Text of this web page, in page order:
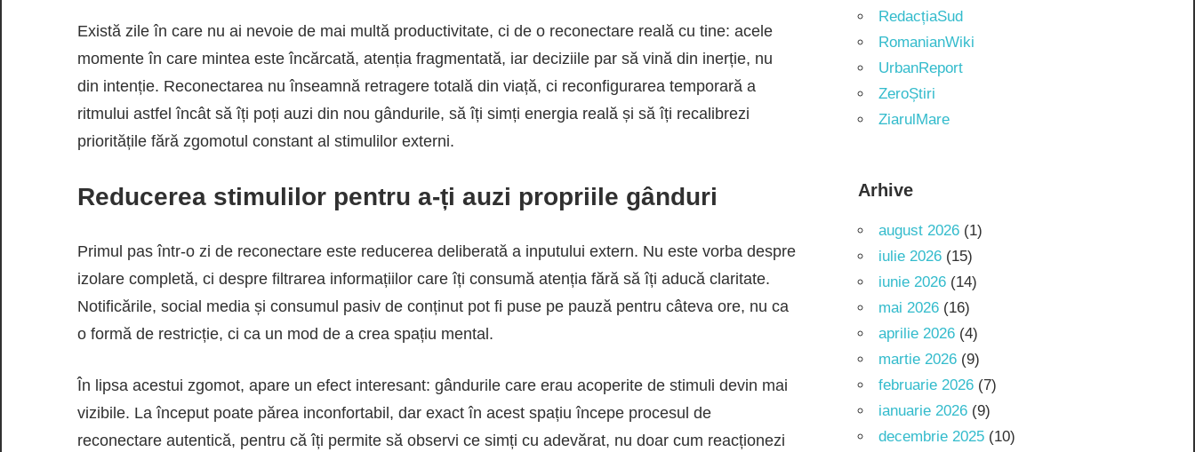
Există zile în care nu ai nevoie de mai multă productivitate, ci de o reconectare reală cu tine: acele
momente în care mintea este încărcată, atenția fragmentată, iar deciziile par să vină din inerție, nu
din intenție. Reconectarea nu înseamnă retragere totală din viață, ci reconfigurarea temporară a
ritmului astfel încât să îți poți auzi din nou gândurile, să îți simți energia reală și să îți recalibrezi
prioritățile fără zgomotul constant al stimulilor externi.
Reducerea stimulilor pentru a-ți auzi propriile gânduri
Primul pas într-o zi de reconectare este reducerea deliberată a inputului extern. Nu este vorba despre
izolare completă, ci despre filtrarea informațiilor care îți consumă atenția fără să îți aducă claritate.
Notificările, social media și consumul pasiv de conținut pot fi puse pe pauză pentru câteva ore, nu ca
o formă de restricție, ci ca un mod de a crea spațiu mental.
În lipsa acestui zgomot, apare un efect interesant: gândurile care erau acoperite de stimuli devin mai
vizibile. La început poate părea inconfortabil, dar exact în acest spațiu începe procesul de
reconectare autentică, pentru că îți permite să observi ce simți cu adevărat, nu doar cum reacționezi
RedacțiaSud
RomanianWiki
UrbanReport
ZeroȘtiri
ZiarulMare
Arhive
august 2026(1)
iulie 2026(15)
iunie 2026(14)
mai 2026(16)
aprilie 2026(4)
martie 2026(9)
februarie 2026(7)
ianuarie 2026(9)
decembrie 2025(10)